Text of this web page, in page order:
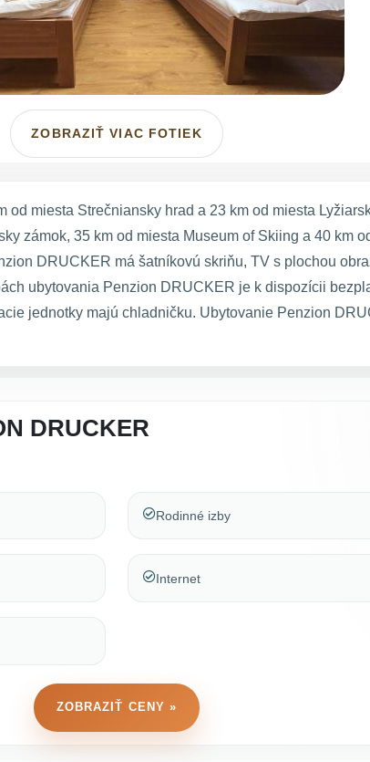
ZOBRAZIŤ VIAC FOTIEK
miesta Strečniansky hrad a 23 km od miesta
zámok, 35 km od miesta Museum of Skiing a 40 km
DRUCKER má šatníkovú skriňu, TV s plochou
ubytovania Penzion DRUCKER je k dispozícii
jednotky majú chladničku. Ubytovanie Penzion
DRUCKER
Rodinné izby
Internet
ZOBRAZIŤ CENY »